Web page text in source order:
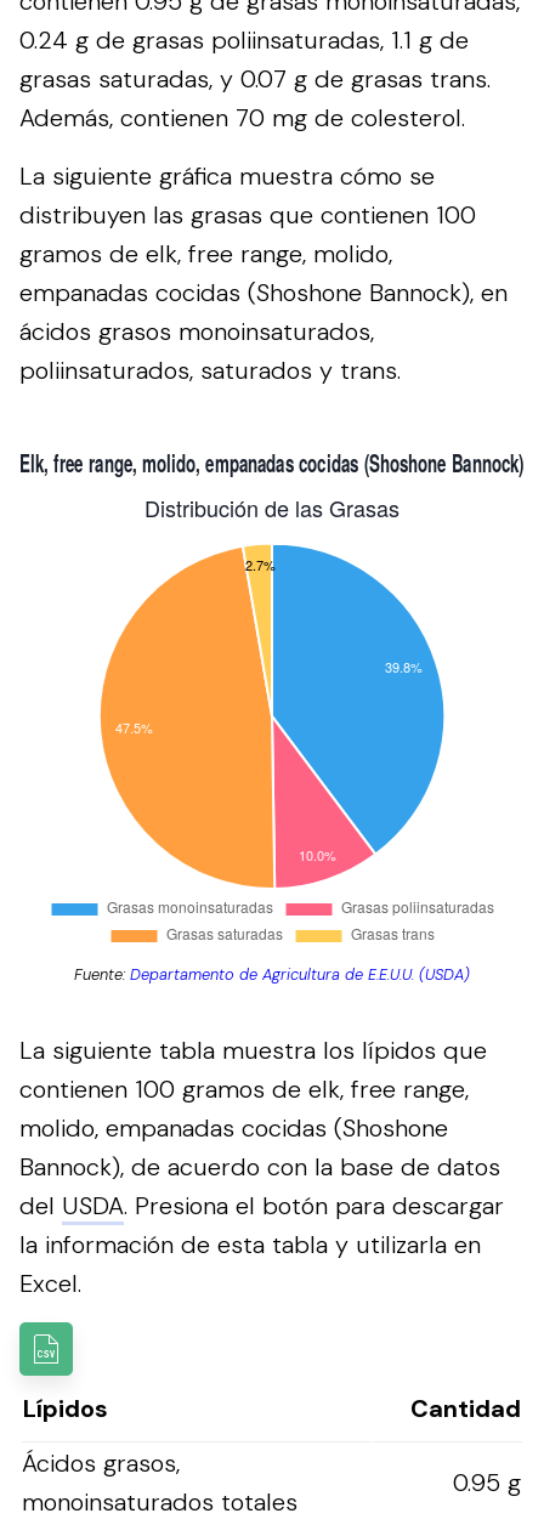
0.24 g de grasas poliinsaturadas, 1.1 g de
grasas saturadas, y 0.07 g de grasas trans.
Además, contienen 70 mg de colesterol.
La siguiente gráfica muestra cómo se
distribuyen las grasas que contienen 100
gramos de elk, free range, molido,
empanadas cocidas (Shoshone Bannock), en
ácidos grasos monoinsaturados,
poliinsaturados, saturados y trans.
Fuente:Departamento de Agricultura de E.E.U.U. (USDA)
La siguiente tabla muestra los lípidos que
contienen 100 gramos de elk, free range,
molido, empanadas cocidas (Shoshone
Bannock), de acuerdo con la base de datos
del USDA. Presiona el botón para descargar
la información de esta tabla y utilizarla en
Excel.
Lípidos
Cantidad
Ácidos grasos,
monoinsaturados totales
0.95 g